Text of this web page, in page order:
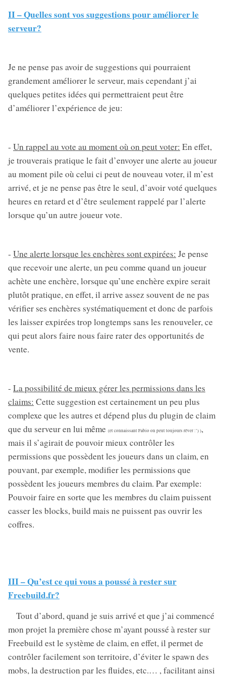
II – Quelles sont vos suggestions pour améliorer le
serveur?
Je ne pense pas avoir de suggestions qui pourraient
grandement améliorer le serveur, mais cependant j’ai
quelques petites idées qui permettraient peut être
d’améliorer l’expérience de jeu:
- Un rappel au vote au moment où on peut voter: En effet,
je trouverais pratique le fait d’envoyer une alerte au joueur
au moment pile où celui ci peut de nouveau voter, il m’est
arrivé, et je ne pense pas être le seul, d’avoir voté quelques
heures en retard et d’être seulement rappelé par l’alerte
lorsque qu’un autre joueur vote.
- Une alerte lorsque les enchères sont expirées: Je pense
que recevoir une alerte, un peu comme quand un joueur
achète une enchère, lorsque qu’une enchère expire serait
plutôt pratique, en effet, il arrive assez souvent de ne pas
vérifier ses enchères systématiquement et donc de parfois
les laisser expirées trop longtemps sans les renouveler, ce
qui peut alors faire nous faire rater des opportunités de
vente.
- La possibilité de mieux gérer les permissions dans les
claims: Cette suggestion est certainement un peu plus
complexe que les autres et dépend plus du plugin de claim
que du serveur en lui même (et connaissant Fabio on peut toujours rêver :’) ),
mais il s’agirait de pouvoir mieux contrôler les
permissions que possèdent les joueurs dans un claim, en
pouvant, par exemple, modifier les permissions que
possèdent les joueurs membres du claim. Par exemple:
Pouvoir faire en sorte que les membres du claim puissent
casser les blocks, build mais ne puissent pas ouvrir les
coffres.
III – Qu’est ce qui vous a poussé à rester sur
Freebuild.fr?
Tout d’abord, quand je suis arrivé et que j’ai commencé
mon projet la première chose m’ayant poussé à rester sur
Freebuild est le système de claim, en effet, il permet de
contrôler facilement son territoire, d’éviter le spawn des
mobs, la destruction par les fluides, etc.… , facilitant ainsi